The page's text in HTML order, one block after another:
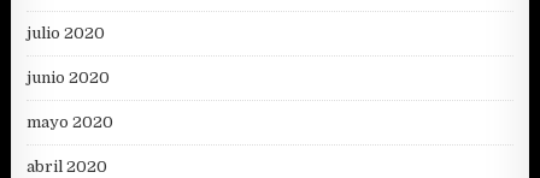
julio 2020
junio 2020
mayo 2020
abril 2020